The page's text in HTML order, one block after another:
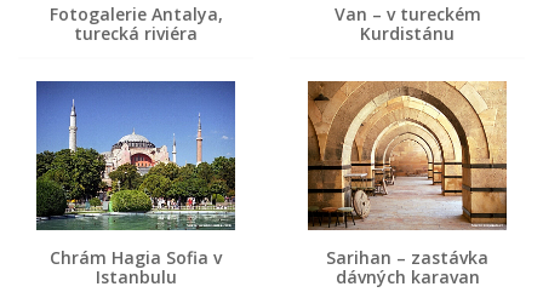
Fotogalerie Antalya,
turecká riviéra
Van – v tureckém
Kurdistánu
Chrám Hagia Sofia v
Istanbulu
Sarihan – zastávka
dávných karavan